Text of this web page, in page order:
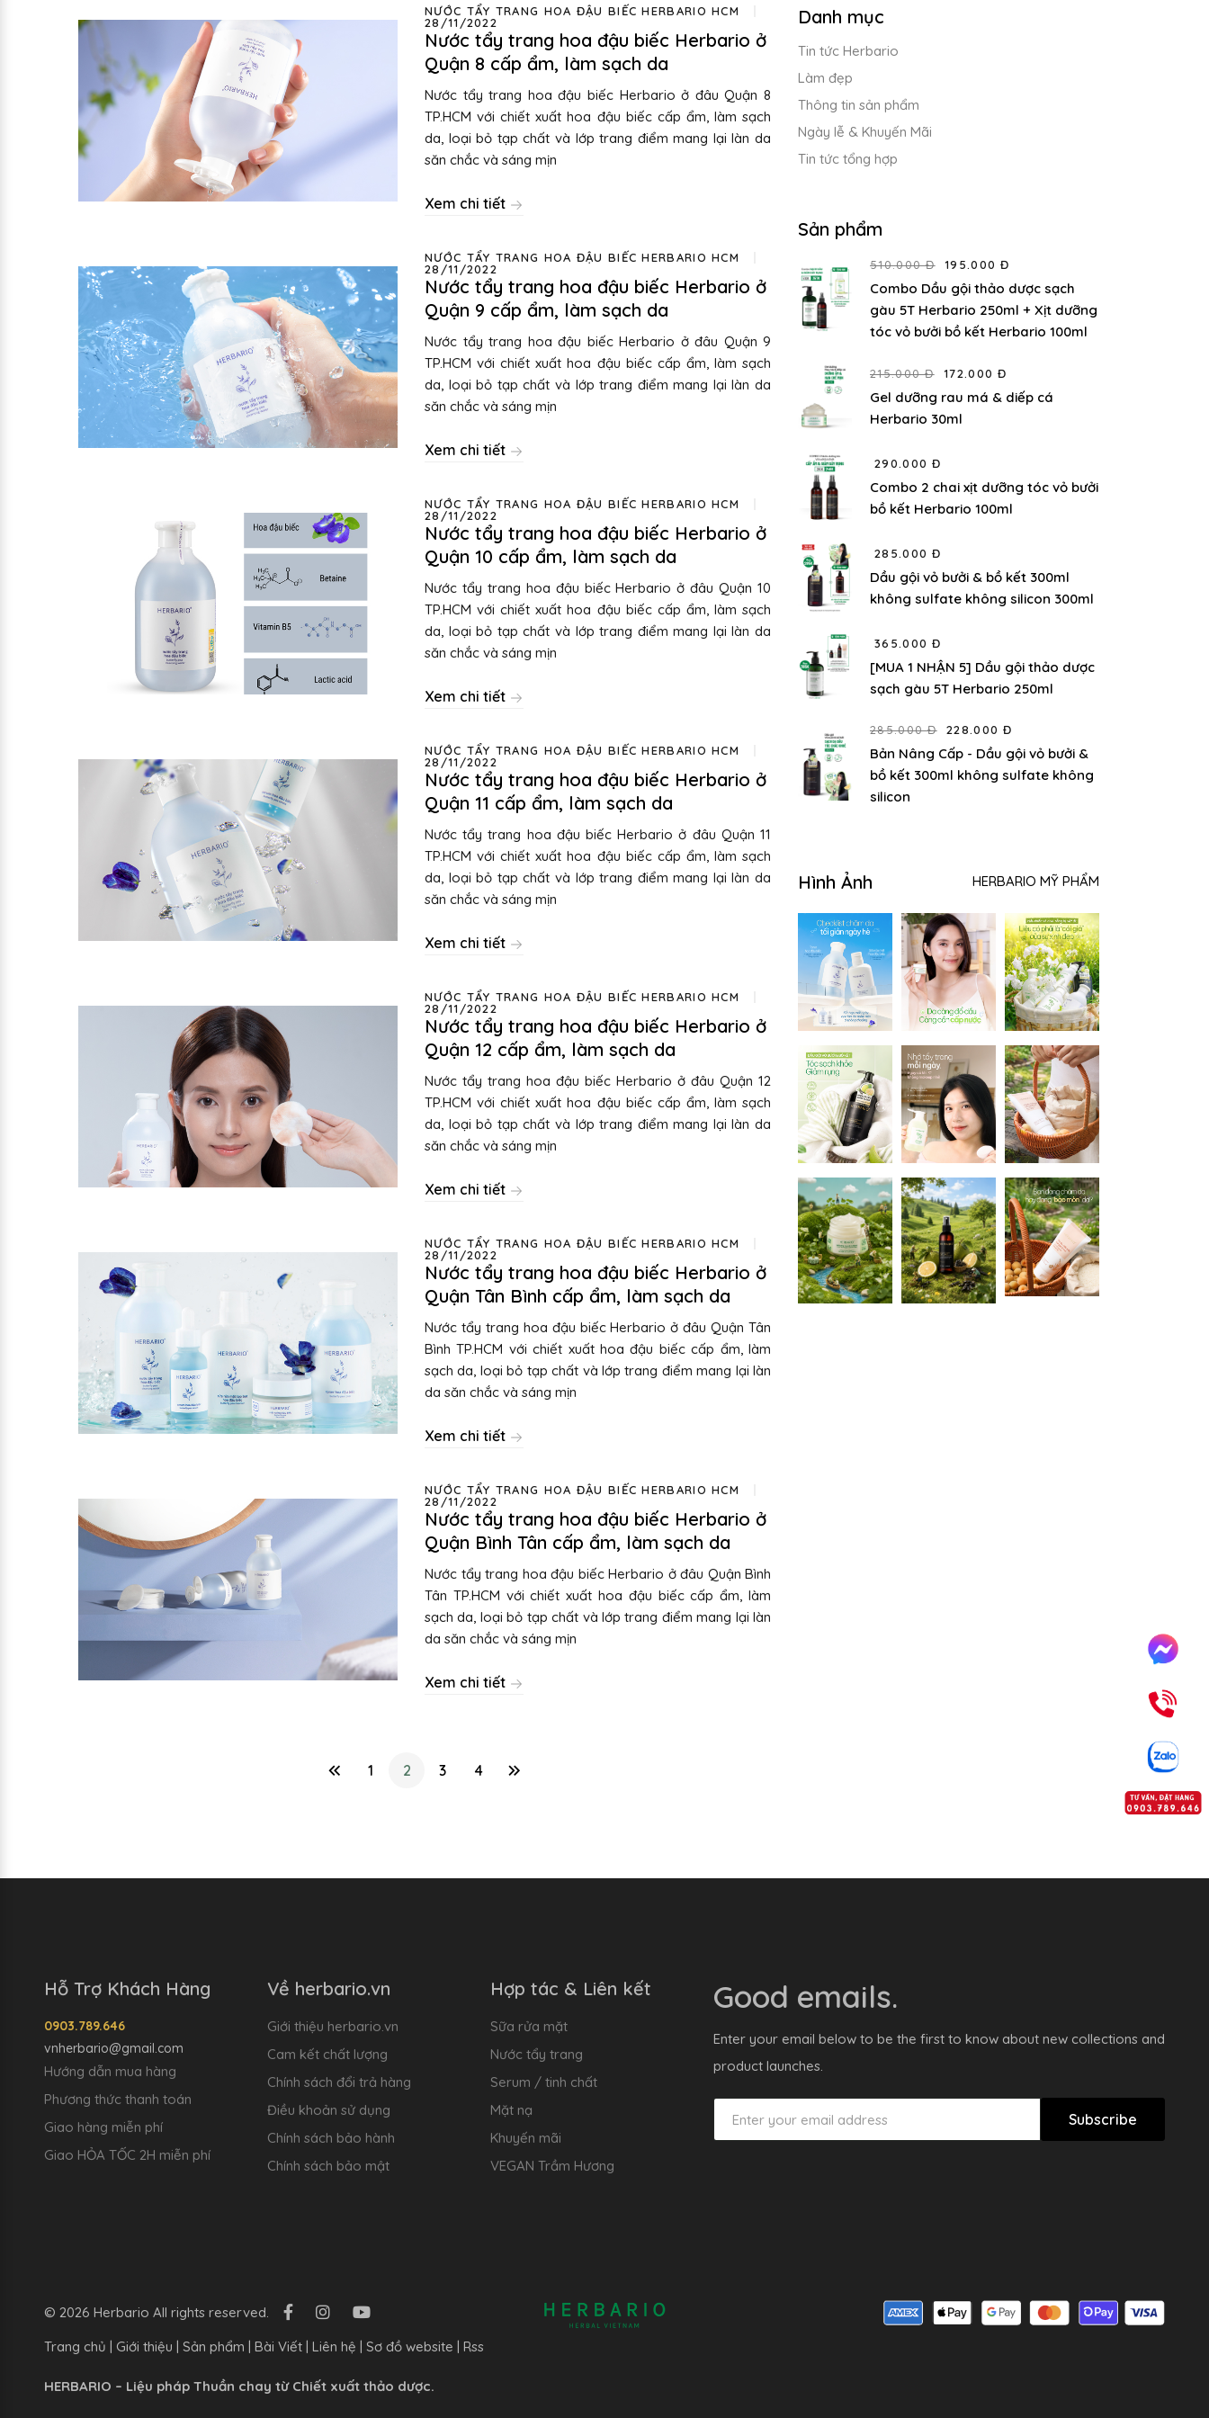
NƯỚC TẨY TRANG HOA ĐẬU BIẾC HERBARIO HCM
28/11/2022
Nước tẩy trang hoa đậu biếc Herbario ở
Quận 8 cấp ẩm, làm sạch da
Nước tẩy trang hoa đậu biếc Herbario ở đâu Quận 8
TP.HCM với chiết xuất hoa đậu biếc cấp ẩm, làm sạch
da, loại bỏ tạp chất và lớp trang điểm mang lại làn da
săn chắc và sáng mịn
Xem chi tiết
NƯỚC TẨY TRANG HOA ĐẬU BIẾC HERBARIO HCM
28/11/2022
Nước tẩy trang hoa đậu biếc Herbario ở
Quận 9 cấp ẩm, làm sạch da
Nước tẩy trang hoa đậu biếc Herbario ở đâu Quận 9
TP.HCM với chiết xuất hoa đậu biếc cấp ẩm, làm sạch
da, loại bỏ tạp chất và lớp trang điểm mang lại làn da
săn chắc và sáng mịn
Xem chi tiết
NƯỚC TẨY TRANG HOA ĐẬU BIẾC HERBARIO HCM
28/11/2022
Nước tẩy trang hoa đậu biếc Herbario ở
Quận 10 cấp ẩm, làm sạch da
Nước tẩy trang hoa đậu biếc Herbario ở đâu Quận 10
TP.HCM với chiết xuất hoa đậu biếc cấp ẩm, làm sạch
da, loại bỏ tạp chất và lớp trang điểm mang lại làn da
săn chắc và sáng mịn
Xem chi tiết
NƯỚC TẨY TRANG HOA ĐẬU BIẾC HERBARIO HCM
28/11/2022
Nước tẩy trang hoa đậu biếc Herbario ở
Quận 11 cấp ẩm, làm sạch da
Nước tẩy trang hoa đậu biếc Herbario ở đâu Quận 11
TP.HCM với chiết xuất hoa đậu biếc cấp ẩm, làm sạch
da, loại bỏ tạp chất và lớp trang điểm mang lại làn da
săn chắc và sáng mịn
Xem chi tiết
NƯỚC TẨY TRANG HOA ĐẬU BIẾC HERBARIO HCM
28/11/2022
Nước tẩy trang hoa đậu biếc Herbario ở
Quận 12 cấp ẩm, làm sạch da
Nước tẩy trang hoa đậu biếc Herbario ở đâu Quận 12
TP.HCM với chiết xuất hoa đậu biếc cấp ẩm, làm sạch
da, loại bỏ tạp chất và lớp trang điểm mang lại làn da
săn chắc và sáng mịn
Xem chi tiết
NƯỚC TẨY TRANG HOA ĐẬU BIẾC HERBARIO HCM
28/11/2022
Nước tẩy trang hoa đậu biếc Herbario ở
Quận Tân Bình cấp ẩm, làm sạch da
Nước tẩy trang hoa đậu biếc Herbario ở đâu Quận Tân
Bình TP.HCM với chiết xuất hoa đậu biếc cấp ẩm, làm
sạch da, loại bỏ tạp chất và lớp trang điểm mang lại làn
da săn chắc và sáng mịn
Xem chi tiết
NƯỚC TẨY TRANG HOA ĐẬU BIẾC HERBARIO HCM
28/11/2022
Nước tẩy trang hoa đậu biếc Herbario ở
Quận Bình Tân cấp ẩm, làm sạch da
Nước tẩy trang hoa đậu biếc Herbario ở đâu Quận Bình
Tân TP.HCM với chiết xuất hoa đậu biếc cấp ẩm, làm
sạch da, loại bỏ tạp chất và lớp trang điểm mang lại làn
da săn chắc và sáng mịn
Xem chi tiết
1 2 3 4
Danh mục
Tin tức Herbario
Làm đẹp
Thông tin sản phẩm
Ngày lễ & Khuyến Mãi
Tin tức tổng hợp
Sản phẩm
510.000 Đ 195.000 Đ
Combo Dầu gội thảo dược sạch
gàu 5T Herbario 250ml + Xịt dưỡng
tóc vỏ bưởi bồ kết Herbario 100ml
215.000 Đ 172.000 Đ
Gel dưỡng rau má & diếp cá
Herbario 30ml
290.000 Đ
Combo 2 chai xịt dưỡng tóc vỏ bưởi
bồ kết Herbario 100ml
285.000 Đ
Dầu gội vỏ bưởi & bồ kết 300ml
không sulfate không silicon 300ml
365.000 Đ
[MUA 1 NHẬN 5] Dầu gội thảo dược
sạch gàu 5T Herbario 250ml
285.000 Đ 228.000 Đ
Bản Nâng Cấp - Dầu gội vỏ bưởi &
bồ kết 300ml không sulfate không
silicon
Hình Ảnh HERBARIO MỸ PHẨM
Hỗ Trợ Khách Hàng
0903.789.646
vnherbario@gmail.com
Hướng dẫn mua hàng
Phương thức thanh toán
Giao hàng miễn phí
Giao HỎA TỐC 2H miễn phí
Về herbario.vn
Giới thiệu herbario.vn
Cam kết chất lượng
Chính sách đổi trả hàng
Điều khoản sử dụng
Chính sách bảo hành
Chính sách bảo mật
Hợp tác & Liên kết
Sữa rửa mặt
Nước tẩy trang
Serum / tinh chất
Mặt nạ
Khuyến mãi
VEGAN Trầm Hương
Good emails.
Enter your email below to be the first to know about new collections and
product launches.
Subscribe
© 2026 Herbario All rights reserved.
Trang chủ | Giới thiệu | Sản phẩm | Bài Viết| Liên hệ | Sơ đồ website | Rss
HERBARIO – Liệu pháp Thuần chay từ Chiết xuất thảo dược.